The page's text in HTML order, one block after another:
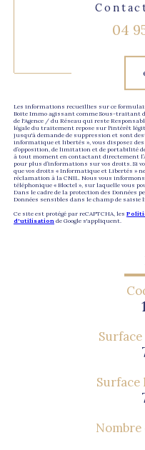
04
Les informations recueillies sur ce
Boite Immo agissant comme Sous-traitant
de l'Agence / du Réseau qui reste
légale du traitement repose sur l'intérêt
jusqu'à demande de suppression et sont
informatique et libertés », vous disposez des
d’opposition, de limitation et de portabilité
à tout moment en contactant directement
pour plus d’informations sur vos droits. Si
que vos droits « Informatique et Libertés »
réclamation à la CNIL. Nous vous informons
téléphonique « Bloctel », sur laquelle vous
Dans le cadre de la protection des Données
Données sensibles dans le champ de saisie
Ce site est protégé par reCAPTCHA, les
d'utilisation de Google s'appliquent.
Surface
Surface
Nombre